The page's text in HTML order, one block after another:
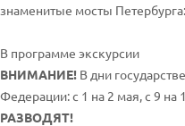
знаменитые мосты
В программе экскурсии
ВНИМАНИЕ! В дни
Федерации: с 1 на 2 мая, с 9
РАЗВОДЯТ!